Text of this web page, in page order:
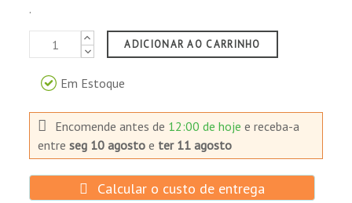
.
ADICIONAR AO CARRINHO
Em Estoque
Encomende antes de 12:00 de hojee receba-a
entreseg 10 agosto e ter 11 agosto
Calcular o custo de entrega